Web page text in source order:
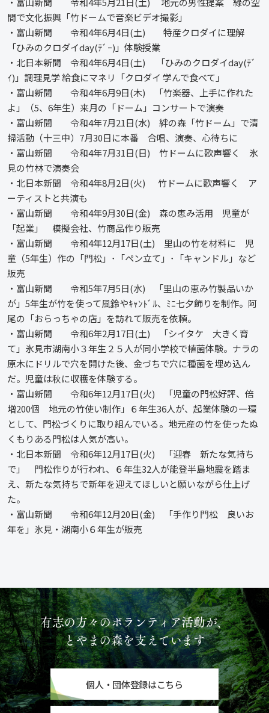
間で文化振興「竹ドームで音楽ビデオ撮影」
・富山新聞 令和4年6月4日(土) 特産クロダイに理解
「ひみのクロダイday(ﾃﾞｰ)」体験授業
・北日本新聞 令和4年6月4日(土) 「ひみのクロダイday(ﾃﾞ
ｲ)」調理見学 給食にマネリ「クロダイ 学んで食べて」
・富山新聞 令和4年6月9日(木) 「竹楽器、上手に作れた
よ」（5、6年生）来月の「ドーム」コンサートで演奏
・富山新聞 令和4年7月21日(水) 絆の森「竹ドーム」で清
掃活動（十三中）7月30日に本番 合唱、演奏、心待ちに
・富山新聞 令和4年7月31日(日) 竹ドームに歌声響く 氷
見の竹林で演奏会
・北日本新聞 令和4年8月2日(火) 竹ドームに歌声響く ア
ーティストと共演も
・富山新聞 令和4年9月30日(金) 森の恵み活用 児童が
「起業」 模擬会社、竹商品作り販売
・富山新聞 令和4年12月17日(土) 里山の竹を材料に 児
童（5年生）作の「門松」･「ペン立て」･「キャンドル」など
販売
・富山新聞 令和5年7月5日(水) 「里山の恵み竹製品いか
が」5年生が竹を使って風鈴やｷｬﾝﾄﾞﾙ、ﾐﾆ七夕飾りを制作。阿
尾の「おらっちゃの店」を訪れて販売を依頼。
・富山新聞 令和6年2月17日(土) 「シイタケ 大きく育
て」氷見市湖南小３年生２５人が同小学校で植菌体験。ナラの
原木にドリルで穴を開けた後、金づちで穴に種菌を埋め込ん
だ。児童は秋に収穫を体験する。
・富山新聞 令和6年12月17日(火) 「児童の門松好評、倍
増200個 地元の竹使い制作」６年生36人が、起業体験の一環
として、門松づくりに取り組んでいる。地元産の竹を使ったぬ
くもりある門松は人気が高い。
・北日本新聞 令和6年12月17日(火) 「迎春 新たな気持ち
で」 門松作りが行われ、６年生32人が能登半島地震を踏ま
え、新たな気持ちで新年を迎えてほしいと願いながら仕上げ
た。
・富山新聞 令和6年12月20日(金) 「手作り門松 良いお
年を」氷見・湖南小６年生が販売
有志の方々のボランティア活動が、
とやまの森を支えています
個人・団体登録はこちら